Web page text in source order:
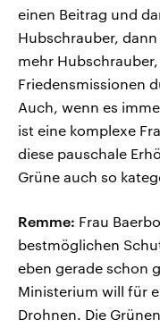
einen Beitrag und
Hubschrauber,
mehr
Friedensmissionen
Auch, wenn es
ist eine komplexe
diese pauschale
Grüne auch so
Remme: Frau
bestmöglichen
eben gerade schon
Ministerium will für
Drohnen. Die